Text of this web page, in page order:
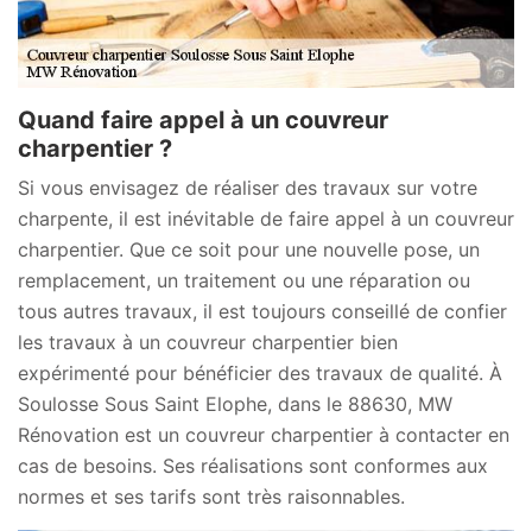
Quand faire appel à un couvreur
charpentier ?
Si vous envisagez de réaliser des travaux sur votre
charpente, il est inévitable de faire appel à un couvreur
charpentier. Que ce soit pour une nouvelle pose, un
remplacement, un traitement ou une réparation ou
tous autres travaux, il est toujours conseillé de confier
les travaux à un couvreur charpentier bien
expérimenté pour bénéficier des travaux de qualité. À
Soulosse Sous Saint Elophe, dans le 88630, MW
Rénovation est un couvreur charpentier à contacter en
cas de besoins. Ses réalisations sont conformes aux
normes et ses tarifs sont très raisonnables.